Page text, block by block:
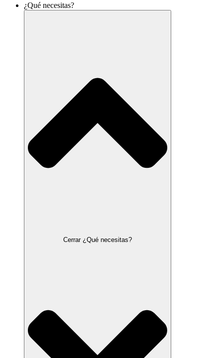
¿Qué necesitas?
Cerrar ¿Qué necesitas?